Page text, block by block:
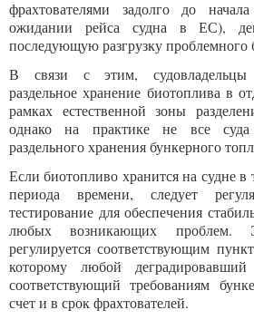
фрахтователями задолго до
ожидании рейса судна в ЕС),
последующую разгрузку проблемного
В связи с этим, судовладельцы
раздельное хранение биотоплива в
рамках естественной зоны
однако на практике не все
раздельного хранения бункерного
Если биотопливо хранится на судне в
периода времени, следует
тестирование для обеспечения
любых возникающих проблем.
регулируется соответствующим
которому любой
соответствующий требованиям
счет и в срок фрахтователей.